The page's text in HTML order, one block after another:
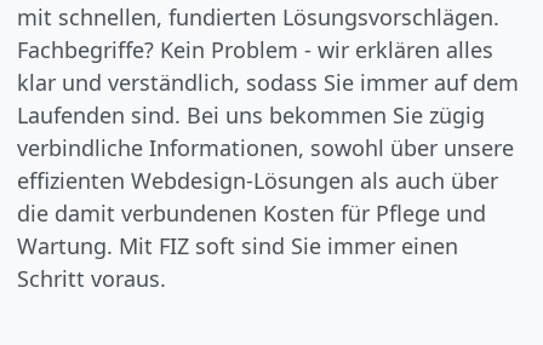
mit schnellen, fundierten Lösungsvorschlägen.
Fachbegriffe? Kein Problem - wir erklären alles
klar und verständlich, sodass Sie immer auf dem
Laufenden sind. Bei uns bekommen Sie zügig
verbindliche Informationen, sowohl über unsere
effizienten Webdesign-Lösungen als auch über
die damit verbundenen Kosten für Pflege und
Wartung. Mit FIZ soft sind Sie immer einen
Schritt voraus.